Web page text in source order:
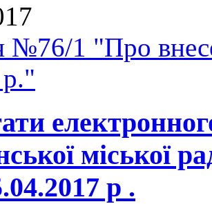
№76/1 "Про
міської
р .